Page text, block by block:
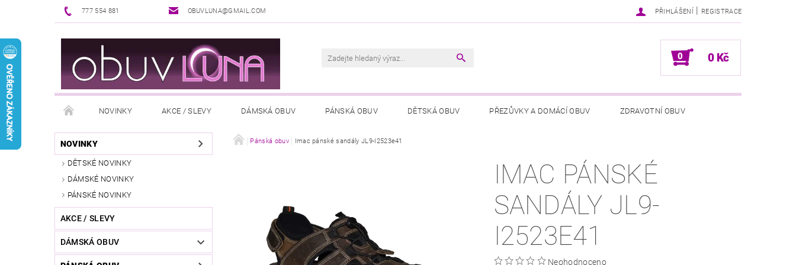
777 554 881 OBUVLUNA@GMAIL.COM PŘIHLÁŠENÍ | REGISTRACE
0 0 Kč
NOVINKY AKCE / SLEVY DÁMSKÁ OBUV PÁNSKÁ OBUV DĚTSKÁ OBUV PŘEZŮVKY A DOMÁCÍ OBUV ZDRAVOTNÍ OBUV
PUNČOCHOVÉ ZBOŽÍ DOPLŇKY K OBUVI VŠEOBECNÉ OBCHODNÍ PODMÍNKY
REKLAMAČNÍ ŘÁD
NOVINKY
DĚTSKÉ NOVINKY
DÁMSKÉ NOVINKY
PÁNSKÉ NOVINKY
AKCE / SLEVY
DÁMSKÁ OBUV
Pánská obuv Imac pánské sandály JL9-I2523e41
IMAC PÁNSKÉ
SANDÁLY JL9-
I2523E41
Neohodnoceno